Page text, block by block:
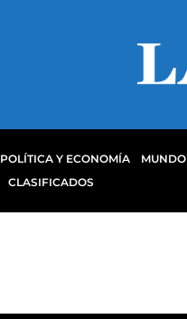
POLÍTICA Y ECONOMÍA MUNDO
CLASIFICADOS